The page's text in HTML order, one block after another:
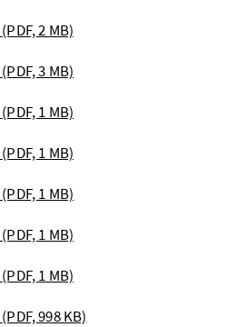
(PDF, 2 MB)
(PDF, 3 MB)
(PDF, 1 MB)
(PDF, 1 MB)
(PDF, 1 MB)
(PDF, 1 MB)
(PDF, 1 MB)
(PDF, 998 KB)